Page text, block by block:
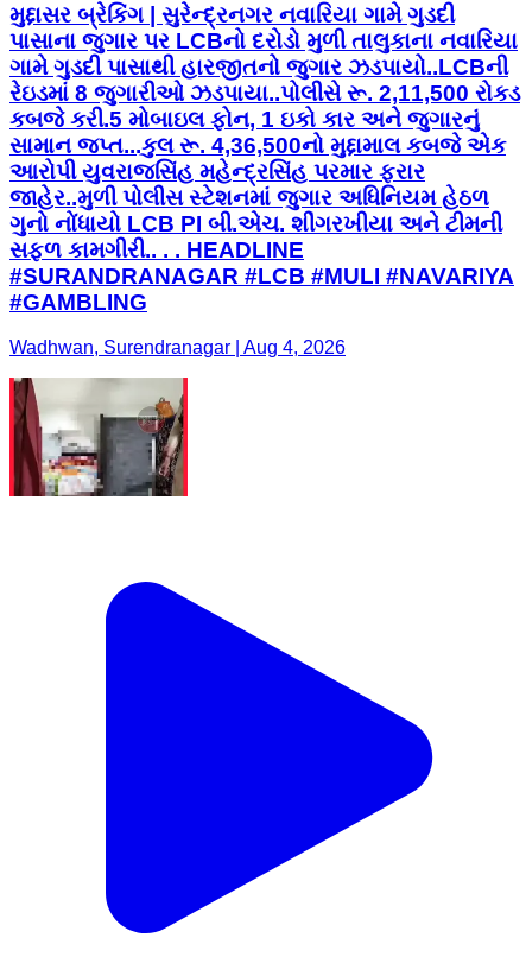
મુદ્દાસર બ્રેકિંગ | સુરેન્દ્રનગર નવારિયા ગામે ગુડદી
પાસાના જુગાર પર LCBનો દરોડો મુળી તાલુકાના નવારિયા
ગામે ગુડદી પાસાથી હારજીતનો જુગાર ઝડપાયો..LCBની
રેઇડમાં 8 જુગારીઓ ઝડપાયા..પોલીસે રૂ. 2,11,500 રોકડ
કબજે કરી.5 મોબાઇલ ફોન, 1 ઇકો કાર અને જુગારનું
સામાન જપ્ત...કુલ રૂ. 4,36,500નો મુદ્દામાલ કબજે એક
આરોપી યુવરાજસિંહ મહેન્દ્રસિંહ પરમાર ફરાર
જાહેર..મુળી પોલીસ સ્ટેશનમાં જુગાર અધિનિયમ હેઠળ
ગુનો નોંધાયો LCB PI બી.એચ. શીંગરખીયા અને ટીમની
સફળ કામગીરી.. . . HEADLINE
#SURANDRANAGAR #LCB #MULI #NAVARIYA
#GAMBLING
Wadhwan, Surendranagar | Aug 4, 2026